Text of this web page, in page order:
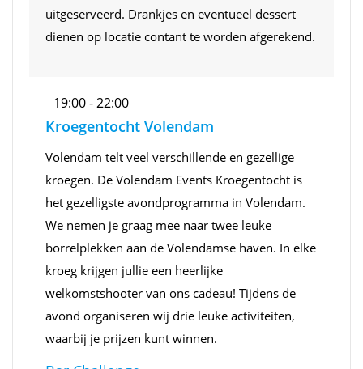
uitgeserveerd. Drankjes en eventueel dessert
dienen op locatie contant te worden afgerekend.
19:00 - 22:00
Kroegentocht Volendam
Volendam telt veel verschillende en gezellige
kroegen. De Volendam Events Kroegentocht is
het gezelligste avondprogramma in Volendam.
We nemen je graag mee naar twee leuke
borrelplekken aan de Volendamse haven. In elke
kroeg krijgen jullie een heerlijke
welkomstshooter van ons cadeau! Tijdens de
avond organiseren wij drie leuke activiteiten,
waarbij je prijzen kunt winnen.